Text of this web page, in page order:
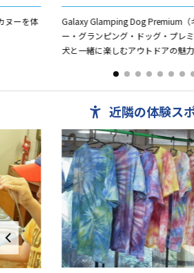
ヌーを体
Galaxy Glamping Dog Premium（
ー・グランピング・ドッグ・プレ
犬と一緒に楽しむアウトドアの魅
近隣の体験ス